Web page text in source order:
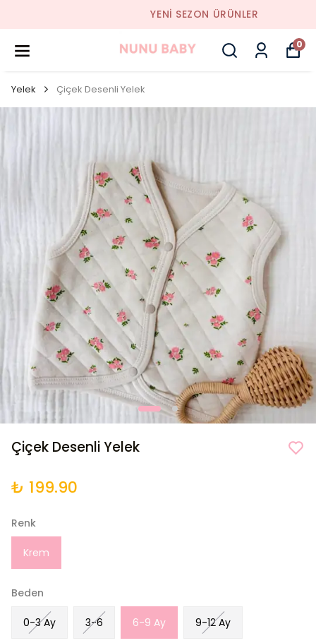
YENI SEZON ÜRÜNLER
0
Yelek Çiçek Desenli Yelek
Çiçek Desenli Yelek
₺ 199.90
Renk
Krem
Beden
0-3 Ay 3-6 6-9 Ay 9-12 Ay